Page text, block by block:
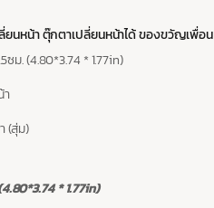
ยนหน้า ตุ๊กตาเปลี่ยนหน้าได้ ของขวัญเพื่อน
ซม. (4.80*3.74 * 1.77in)
า
(สุ่ม)
* 1.77in)